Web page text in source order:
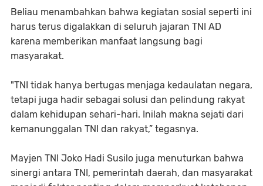
Beliau menambahkan bahwa kegiatan sosial seperti ini
harus terus digalakkan di seluruh jajaran TNI AD
karena memberikan manfaat langsung bagi
masyarakat.
"TNI tidak hanya bertugas menjaga kedaulatan negara,
tetapi juga hadir sebagai solusi dan pelindung rakyat
dalam kehidupan sehari-hari. Inilah makna sejati dari
kemanunggalan TNI dan rakyat,” tegasnya.
Mayjen TNI Joko Hadi Susilo juga menuturkan bahwa
sinergi antara TNI, pemerintah daerah, dan masyarakat